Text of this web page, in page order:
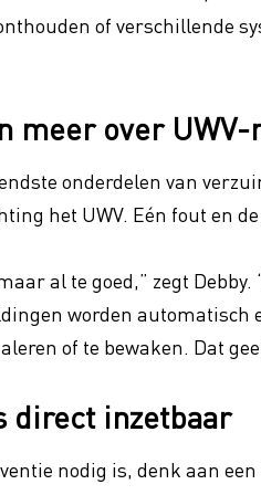
of verschillende
meer over
onderdelen van
het UWV. Eén fout en
al te goed,” zegt
worden automatisch
of te bewaken. Dat
direct inzetbaar
nodig is, denk aan